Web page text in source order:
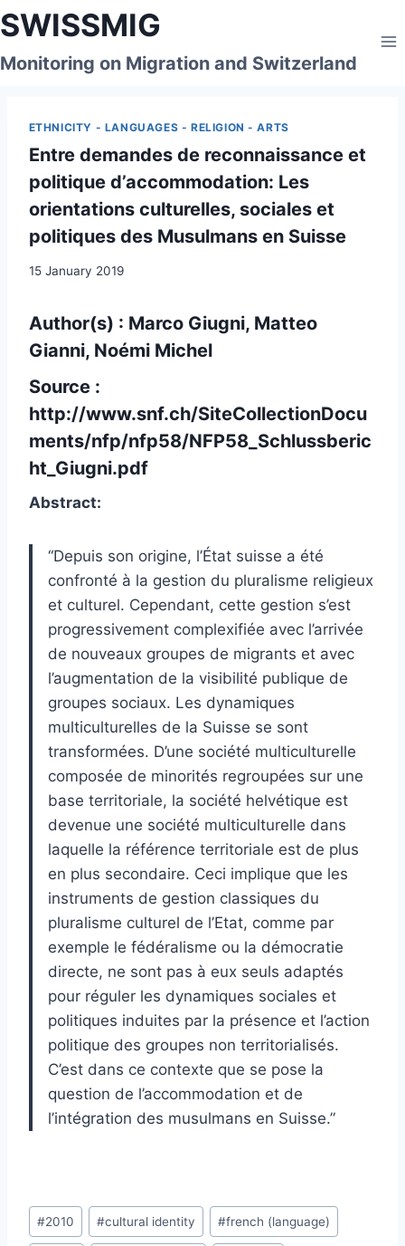
Skip
to
content
SWISSMIG
Monitoring on Migration and Switzerland
ETHNICITY - LANGUAGES - RELIGION - ARTS
Entre demandes de reconnaissance et
politique d’accommodation: Les
orientations culturelles, sociales et
politiques des Musulmans en Suisse
15 January 2019
Author(s) : Marco Giugni, Matteo
Gianni, Noémi Michel
Source :
http://www.snf.ch/SiteCollectionDocu
ments/nfp/nfp58/NFP58_Schlussberic
ht_Giugni.pdf
Abstract:
“Depuis son origine, l’État suisse a été
confronté à la gestion du pluralisme religieux
et culturel. Cependant, cette gestion s’est
progressivement complexifiée avec l’arrivée
de nouveaux groupes de migrants et avec
l’augmentation de la visibilité publique de
groupes sociaux. Les dynamiques
multiculturelles de la Suisse se sont
transformées. D’une société multiculturelle
composée de minorités regroupées sur une
base territoriale, la société helvétique est
devenue une société multiculturelle dans
laquelle la référence territoriale est de plus
en plus secondaire. Ceci implique que les
instruments de gestion classiques du
pluralisme culturel de l’Etat, comme par
exemple le fédéralisme ou la démocratie
directe, ne sont pas à eux seuls adaptés
pour réguler les dynamiques sociales et
politiques induites par la présence et l’action
politique des groupes non territorialisés.
C’est dans ce contexte que se pose la
question de l’accommodation et de
l’intégration des musulmans en Suisse.”
Post
Tags:
#2010 #cultural identity #french (language)